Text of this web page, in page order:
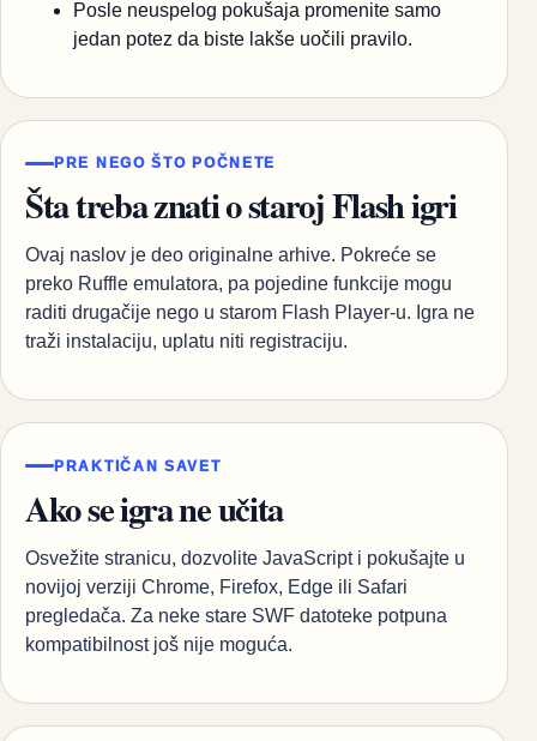
Posle neuspelog pokušaja promenite samo
jedan potez da biste lakše uočili pravilo.
PRE NEGO ŠTO POČNETE
Šta treba znati o staroj Flash igri
Ovaj naslov je deo originalne arhive. Pokreće se
preko Ruffle emulatora, pa pojedine funkcije mogu
raditi drugačije nego u starom Flash Player-u. Igra ne
traži instalaciju, uplatu niti registraciju.
PRAKTIČAN SAVET
Ako se igra ne učita
Osvežite stranicu, dozvolite JavaScript i pokušajte u
novijoj verziji Chrome, Firefox, Edge ili Safari
pregledača. Za neke stare SWF datoteke potpuna
kompatibilnost još nije moguća.